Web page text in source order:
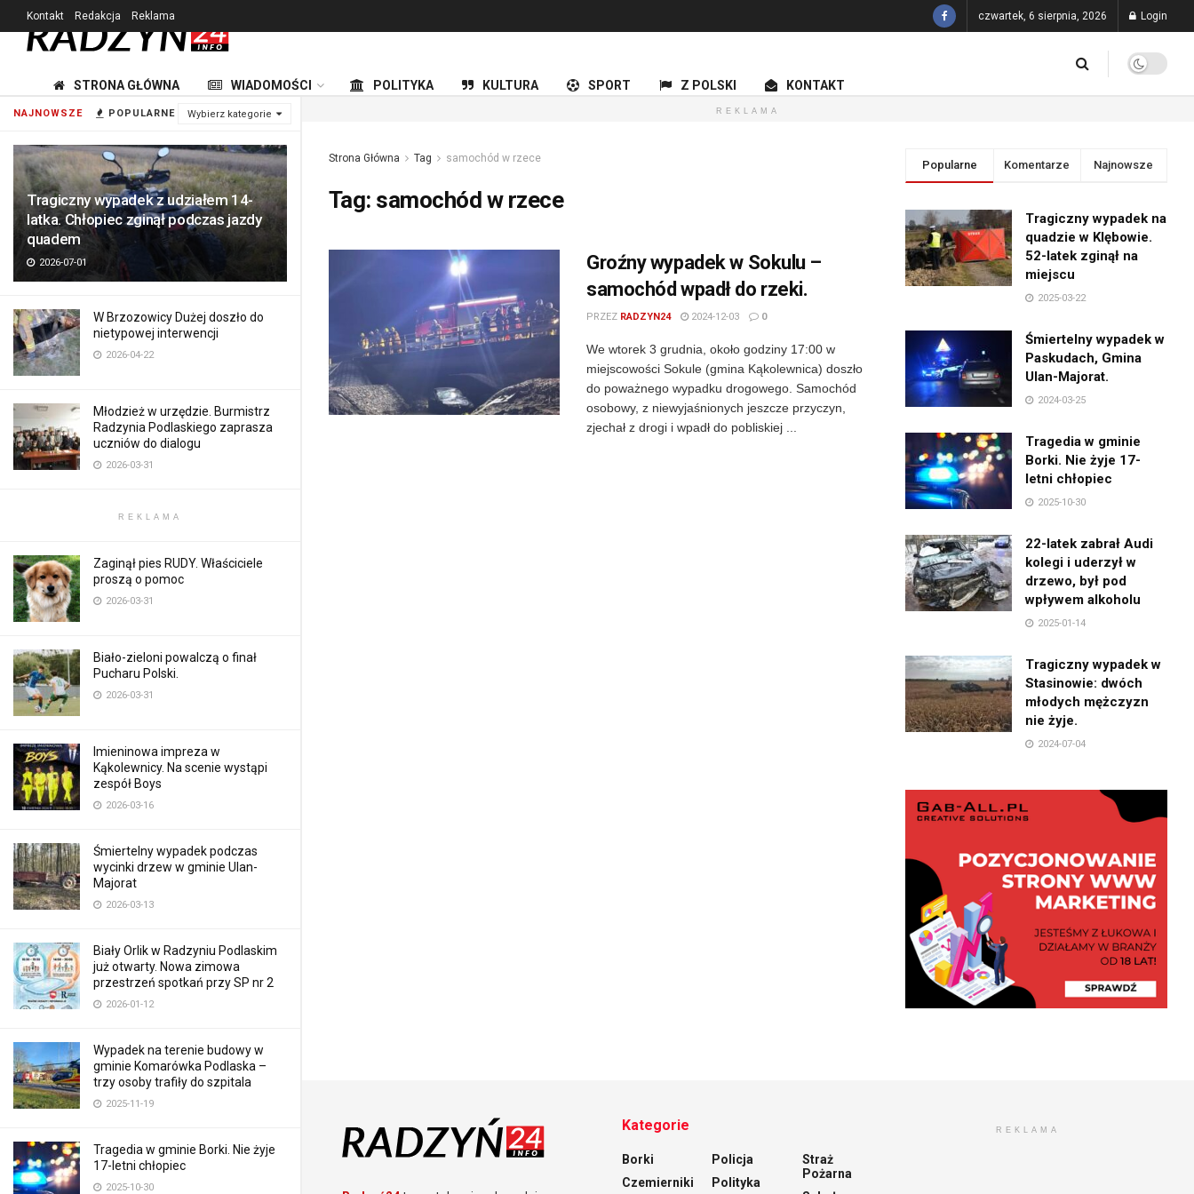
NAJNOWSZE POPULARNE Wybierz kategorie
Tragiczny wypadek z udziałem 14-
latka. Chłopiec zginął podczas jazdy
quadem
2026-07-01
W Brzozowicy Dużej doszło do
nietypowej interwencji
2026-04-22
Młodzież w urzędzie. Burmistrz
Radzynia Podlaskiego zaprasza
uczniów do dialogu
2026-03-31
REKLAMA
Zaginął pies RUDY. Właściciele
proszą o pomoc
2026-03-31
Biało-zieloni powalczą o finał
Pucharu Polski.
2026-03-31
Imieninowa impreza w
Kąkolewnicy. Na scenie wystąpi
zespół Boys
2026-03-16
Śmiertelny wypadek podczas
wycinki drzew w gminie Ulan-
Majorat
2026-03-13
Biały Orlik w Radzyniu Podlaskim
już otwarty. Nowa zimowa
przestrzeń spotkań przy SP nr 2
2026-01-12
Wypadek na terenie budowy w
gminie Komarówka Podlaska –
trzy osoby trafiły do szpitala
2025-11-19
Tragedia w gminie Borki. Nie żyje
17-letni chłopiec
2025-10-30
Kontakt Redakcja Reklama czwartek, 6 sierpnia, 2026 Login
STRONA GŁÓWNA WIADOMOŚCI POLITYKA KULTURA SPORT Z POLSKI KONTAKT
REKLAMA
Strona Główna Tag samochód w rzece
Tag: samochód w rzece
Groźny wypadek w Sokulu –
samochód wpadł do rzeki.
PRZEZ RADZYN24 2024-12-03 0
We wtorek 3 grudnia, około godziny 17:00 w
miejscowości Sokule (gmina Kąkolewnica) doszło
do poważnego wypadku drogowego. Samochód
osobowy, z niewyjaśnionych jeszcze przyczyn,
zjechał z drogi i wpadł do pobliskiej ...
Popularne Komentarze Najnowsze
Tragiczny wypadek na
quadzie w Klębowie.
52-latek zginął na
miejscu
2025-03-22
Śmiertelny wypadek w
Paskudach, Gmina
Ulan-Majorat.
2024-03-25
Tragedia w gminie
Borki. Nie żyje 17-
letni chłopiec
2025-10-30
22-latek zabrał Audi
kolegi i uderzył w
drzewo, był pod
wpływem alkoholu
2025-01-14
Tragiczny wypadek w
Stasinowie: dwóch
młodych mężczyzn
nie żyje.
2024-07-04
Kategorie
Borki
Czemierniki
Policja
Polityka
Straż
Pożarna
REKLAMA